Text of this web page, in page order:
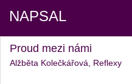
NAPSAL
Proud mezi námi
Alžběta Kolečkářová, Reflexy